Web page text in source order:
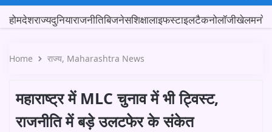
होमदेशराज्यदुनियाराजनीतिबिजनेसशिक्षालाइफस्टाइलटैकनोलॉजीखेल
Home राज्य Maharashtra News
महाराष्ट्र में MLC चुनाव में भी ट्विस्ट,
राजनीति में बड़े उलटफेर के संकेत